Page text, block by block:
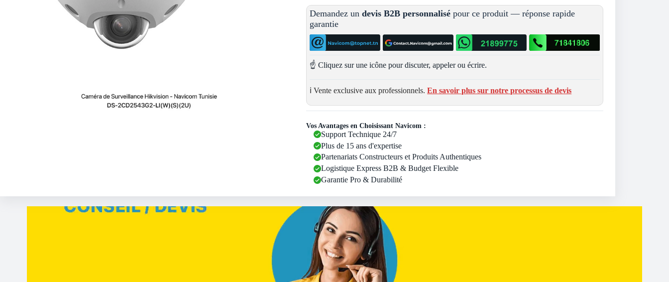
Demandez undevis B2B personnalisé pour ce produit — réponse rapide
garantie
☝️ Cliquez sur une icône pour discuter, appeler ou écrire.
ℹ️ Vente exclusive aux professionnels.En savoir plus sur notre processus de devis
Vos Avantages en Choisissant Navicom :
Support Technique 24/7
Plus de 15 ans d'expertise
Partenariats Constructeurs et Produits Authentiques
Logistique Express B2B & Budget Flexible
Garantie Pro & Durabilité